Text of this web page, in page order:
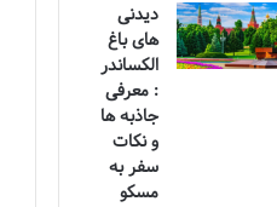
دیدنی
های باغ
الکساندر
: معرفی
جاذبه ها
و نکات
سفر به
مسکو